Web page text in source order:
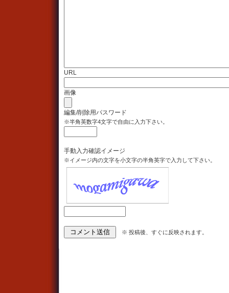
URL
画像
編集/削除用パスワード
※半角英数字4文字で自由に入力下さい。
手動入力確認イメージ
※イメージ内の文字を小文字の半角英字で入力して下さい。
※ 投稿後、すぐに反映されます。